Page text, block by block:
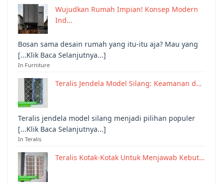
Wujudkan Rumah Impian! Konsep Modern
Ind…
Bosan sama desain rumah yang itu-itu aja? Mau yang
[...Klik Baca Selanjutnya...]
In Furniture
Teralis Jendela Model Silang: Keamanan d…
Teralis jendela model silang menjadi pilihan populer
[...Klik Baca Selanjutnya...]
In Teralis
Teralis Kotak-Kotak Untuk Menjawab Kebut…